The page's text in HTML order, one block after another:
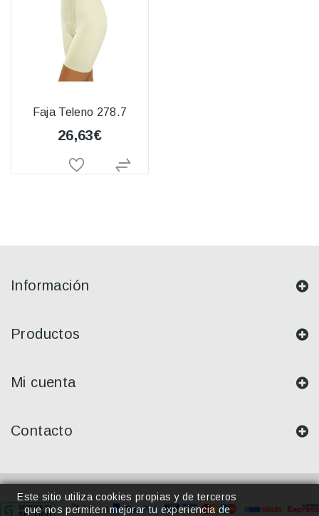
Este sitio utiliza cookies propias y de terceros
que nos permiten mejorar tu experiencia de
Faja Teleno 278.7
26,63€
Información
Productos
Mi cuenta
Contacto